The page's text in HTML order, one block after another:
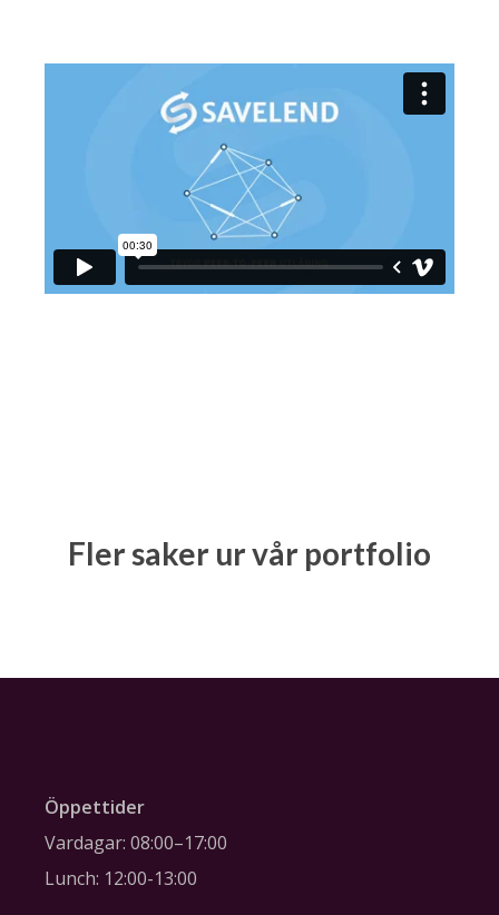
Fler saker ur vår portfolio
Öppettider
Vardagar: 08:00–17:00
Lunch: 12:00-13:00